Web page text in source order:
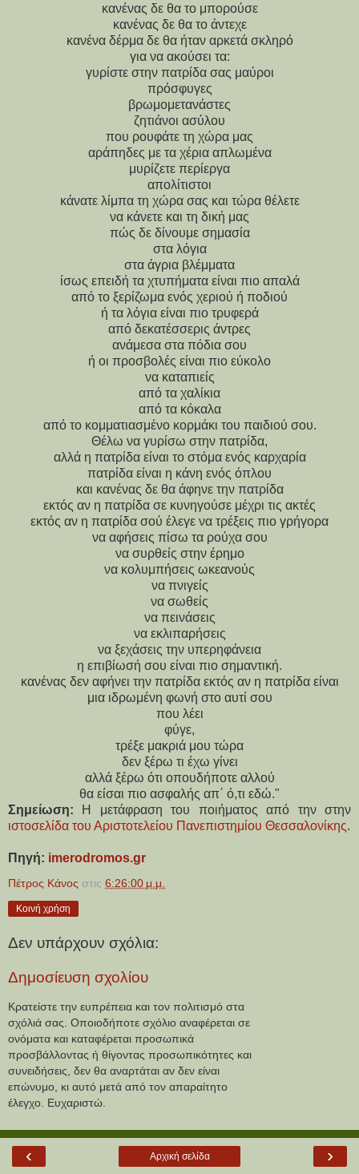
κανένας δε θα το μπορούσε
κανένας δε θα το άντεχε
κανένα δέρμα δε θα ήταν αρκετά σκληρό
για να ακούσει τα:
γυρίστε στην πατρίδα σας μαύροι
πρόσφυγες
βρωμομετανάστες
ζητιάνοι ασύλου
που ρουφάτε τη χώρα μας
αράπηδες με τα χέρια απλωμένα
μυρίζετε περίεργα
απολίτιστοι
κάνατε λίμπα τη χώρα σας και τώρα θέλετε
να κάνετε και τη δική μας
πώς δε δίνουμε σημασία
στα λόγια
στα άγρια βλέμματα
ίσως επειδή τα χτυπήματα είναι πιο απαλά
από το ξερίζωμα ενός χεριού ή ποδιού
ή τα λόγια είναι πιο τρυφερά
από δεκατέσσερις άντρες
ανάμεσα στα πόδια σου
ή οι προσβολές είναι πιο εύκολο
να καταπιείς
από τα χαλίκια
από τα κόκαλα
από το κομματιασμένο κορμάκι του παιδιού σου.
Θέλω να γυρίσω στην πατρίδα,
αλλά η πατρίδα είναι το στόμα ενός καρχαρία
πατρίδα είναι η κάνη ενός όπλου
και κανένας δε θα άφηνε την πατρίδα
εκτός αν η πατρίδα σε κυνηγούσε μέχρι τις ακτές
εκτός αν η πατρίδα σού έλεγε να τρέξεις πιο γρήγορα
να αφήσεις πίσω τα ρούχα σου
να συρθείς στην έρημο
να κολυμπήσεις ωκεανούς
να πνιγείς
να σωθείς
να πεινάσεις
να εκλιπαρήσεις
να ξεχάσεις την υπερηφάνεια
η επιβίωσή σου είναι πιο σημαντική.
κανένας δεν αφήνει την πατρίδα εκτός αν η πατρίδα είναι
μια ιδρωμένη φωνή στο αυτί σου
που λέει
φύγε,
τρέξε μακριά μου τώρα
δεν ξέρω τι έχω γίνει
αλλά ξέρω ότι οπουδήποτε αλλού
θα είσαι πιο ασφαλής απ΄ ό,τι εδώ."
Σημείωση: Η μετάφραση του ποιήματος από την στην
ιστοσελίδα του Αριστοτελείου Πανεπιστημίου Θεσσαλονίκης.
Πηγή: imerodromos.gr
Πέτρος Κάνος στις 6:26:00 μ.μ.
Κοινή χρήση
Δεν υπάρχουν σχόλια:
Δημοσίευση σχολίου
Κρατείστε την ευπρέπεια και τον πολιτισμό στα
σχόλιά σας. Οποιοδήποτε σχόλιο αναφέρεται σε
ονόματα και καταφέρεται προσωπικά
προσβάλλοντας ή θίγοντας προσωπικότητες και
συνειδήσεις, δεν θα αναρτάται αν δεν είναι
επώνυμο, κι αυτό μετά από τον απαραίτητο
έλεγχο. Ευχαριστώ.
‹ ›
Αρχική σελίδα